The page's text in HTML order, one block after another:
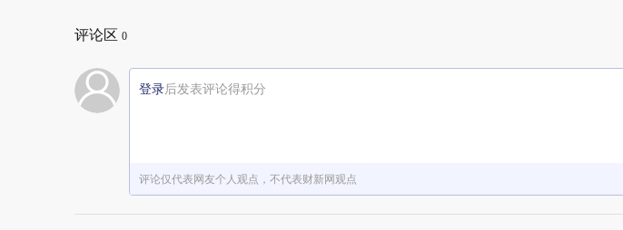
评论区 0
登录后发表评论得积分
评论仅代表网友个人观点，不代表财新网观点